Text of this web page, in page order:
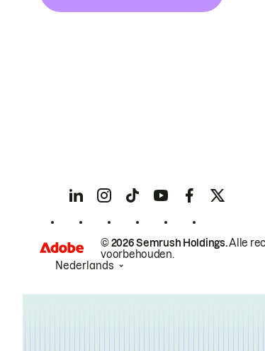
© 2026 Semrush Holdings.Alle
voorbehouden.
Nederlands